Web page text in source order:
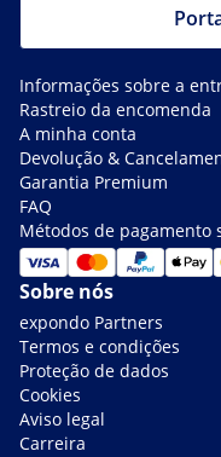
Informações sobre a
Rastreio da encomenda
A minha conta
Devolução &
Garantia Premium
FAQ
Métodos de pagamento
Sobre nós
expondo Partners
Termos e condições
Proteção de dados
Cookies
Aviso legal
Carreira